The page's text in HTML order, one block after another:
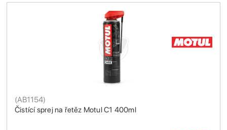
Čistící sprej na řetěz Motul C1 400ml
(AB1154)